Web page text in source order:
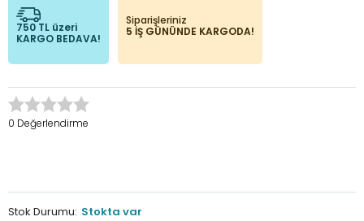
750 TL üzeri
KARGO BEDAVA!
Siparişleriniz
5 İŞ GÜNÜNDE KARGODA!
0 Değerlendirme
Stok Durumu: Stokta var